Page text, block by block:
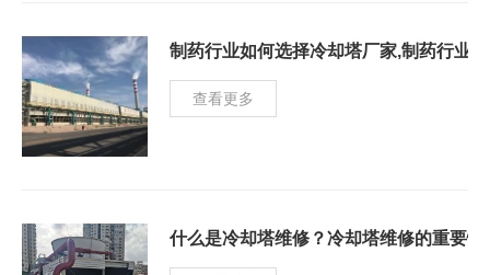
制药行业如何选择冷却塔厂家,制药行业
查看更多
什么是冷却塔维修？冷却塔维修的重要性